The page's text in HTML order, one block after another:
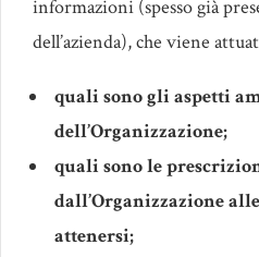
informazioni (spesso già
dell’azienda), che viene
quali sono gli aspetti
dell’Organizzazione;
quali sono le
dall’Organizzazione
attenersi;